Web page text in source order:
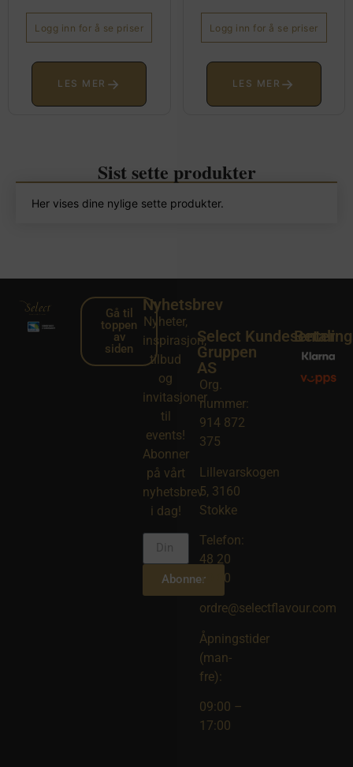
Logg inn for å se priser
LES MER →
Logg inn for å se priser
LES MER →
Sist sette produkter
Her vises dine nylige sette produkter.
Gå til
toppen
av
siden
Nyhetsbrev
Nyheter,
inspirasjon,
tilbud
og
invitasjoner
til
events!
Abonner
på vårt
nyhetsbrev
i dag!
Abonner
Select
Gruppen
AS
Org.
nummer:
914 872
375
Lillevarskogen
5, 3160
Stokke
Telefon:
48 20
10 00
ordre@selectflavour.com
Åpningstider
(man-
fre):
09:00 –
17:00
Kundesenter